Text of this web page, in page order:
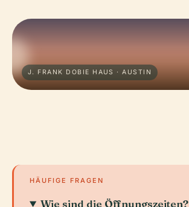
J. FRANK DOBIE HAUS · AUSTIN
HÄUFIGE FRAGEN
Wie sind die Öffnungszeiten?